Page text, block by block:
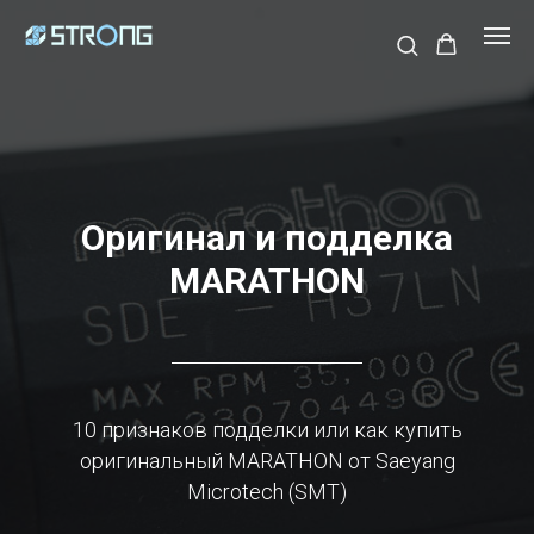
Оригинал и подделка
MARATHON
10 признаков подделки или как купить
оригинальный MARATHON от Saeyang
Microtech (SMT)